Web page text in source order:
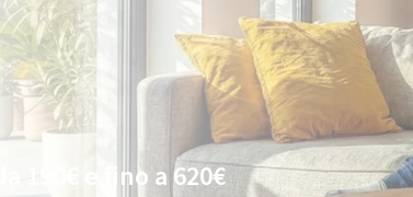
in carta prepagata per le
e/o gas².
190€ e fino a 620€